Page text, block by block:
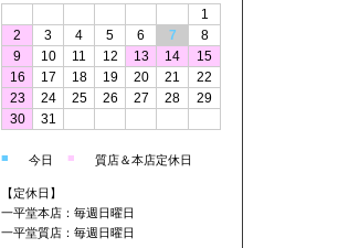
1
2
3 4 5 6 7
8
9
10 11 12 13 14
15
16
17 18 19 20 21
22
23
24 25 26 27 28
29
30
31
■ 今日 ■ 質店＆本店定休日
【定休日】
一平堂本店：毎週日曜日
一平堂質店：毎週日曜日